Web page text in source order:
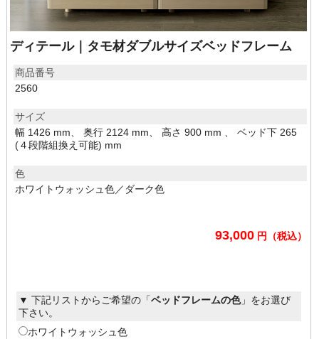
ディテール｜タモ材ダブルサイズベッドフレーム
商品番号
2560
サイズ
幅 1426 mm、 奥行 2124 mm、 高さ 900 mm 、 ベッド下 265
(４段階組換え可能) mm
色
ホワイトウォッシュ色／ダーク色
93,000 円（税込）
▼ 下記リストからご希望の「ベッドフレームの色」をお選び
下さい。
ホワイトウォッシュ色